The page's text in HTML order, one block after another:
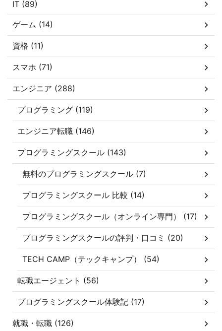
IT (89)
ゲーム (14)
資格 (11)
スマホ (71)
エンジニア (288)
プログラミング (119)
エンジニア転職 (146)
プログラミングスクール (143)
無料のプログラミングスクール (7)
プログラミングスクール 比較 (14)
プログラミングスクール（オンライン専門） (17)
プログラミングスクールの評判・口コミ (20)
TECH CAMP（テックキャンプ） (54)
転職エージェント (56)
プログラミングスクール体験記 (17)
就職・転職 (126)